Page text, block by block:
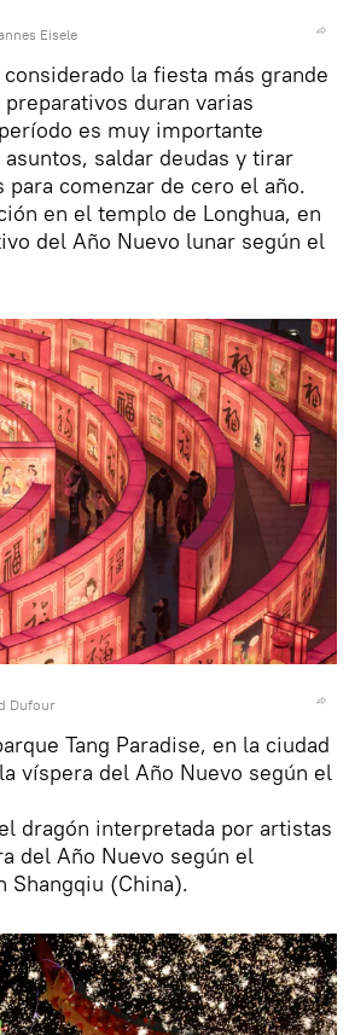
Eisele
la fiesta más grande
duran varias
es muy importante
saldar deudas y tirar
para comenzar de cero el año.
en el templo de Longhua, en
del Año Nuevo lunar según el
Dufour
Tang Paradise, en la ciudad
víspera del Año Nuevo según el
dragón interpretada por artistas
del Año Nuevo según el
Shangqiu (China).